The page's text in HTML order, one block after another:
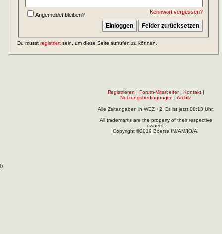
Kennwort vergessen?
Angemeldet bleiben?
Du musst registriert sein, um diese Seite aufrufen zu können.
Registrieren | Forum-Mitarbeiter| Kontakt|
Nutzungsbedingungen | Archiv
Alle Zeitangaben in WEZ +2. Es ist jetzt 08:13 Uhr.
All trademarks are the property of their respective
owners.
Copyright ©2019 Boerse.IM/AM/IO/AI
().